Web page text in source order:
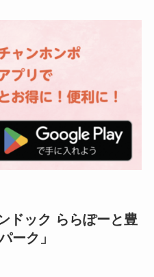
ドック ららぽーと豊
ーク」